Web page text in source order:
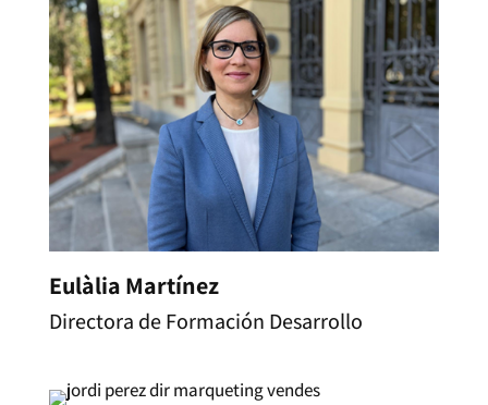
Eulàlia Martínez
Directora de Formación Desarrollo